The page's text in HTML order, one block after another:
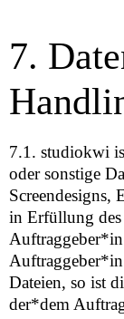
7.
7.1. studiokwi
oder sonstige
Screendesigns,
in Erfüllung des
Dateien, so ist
der*dem